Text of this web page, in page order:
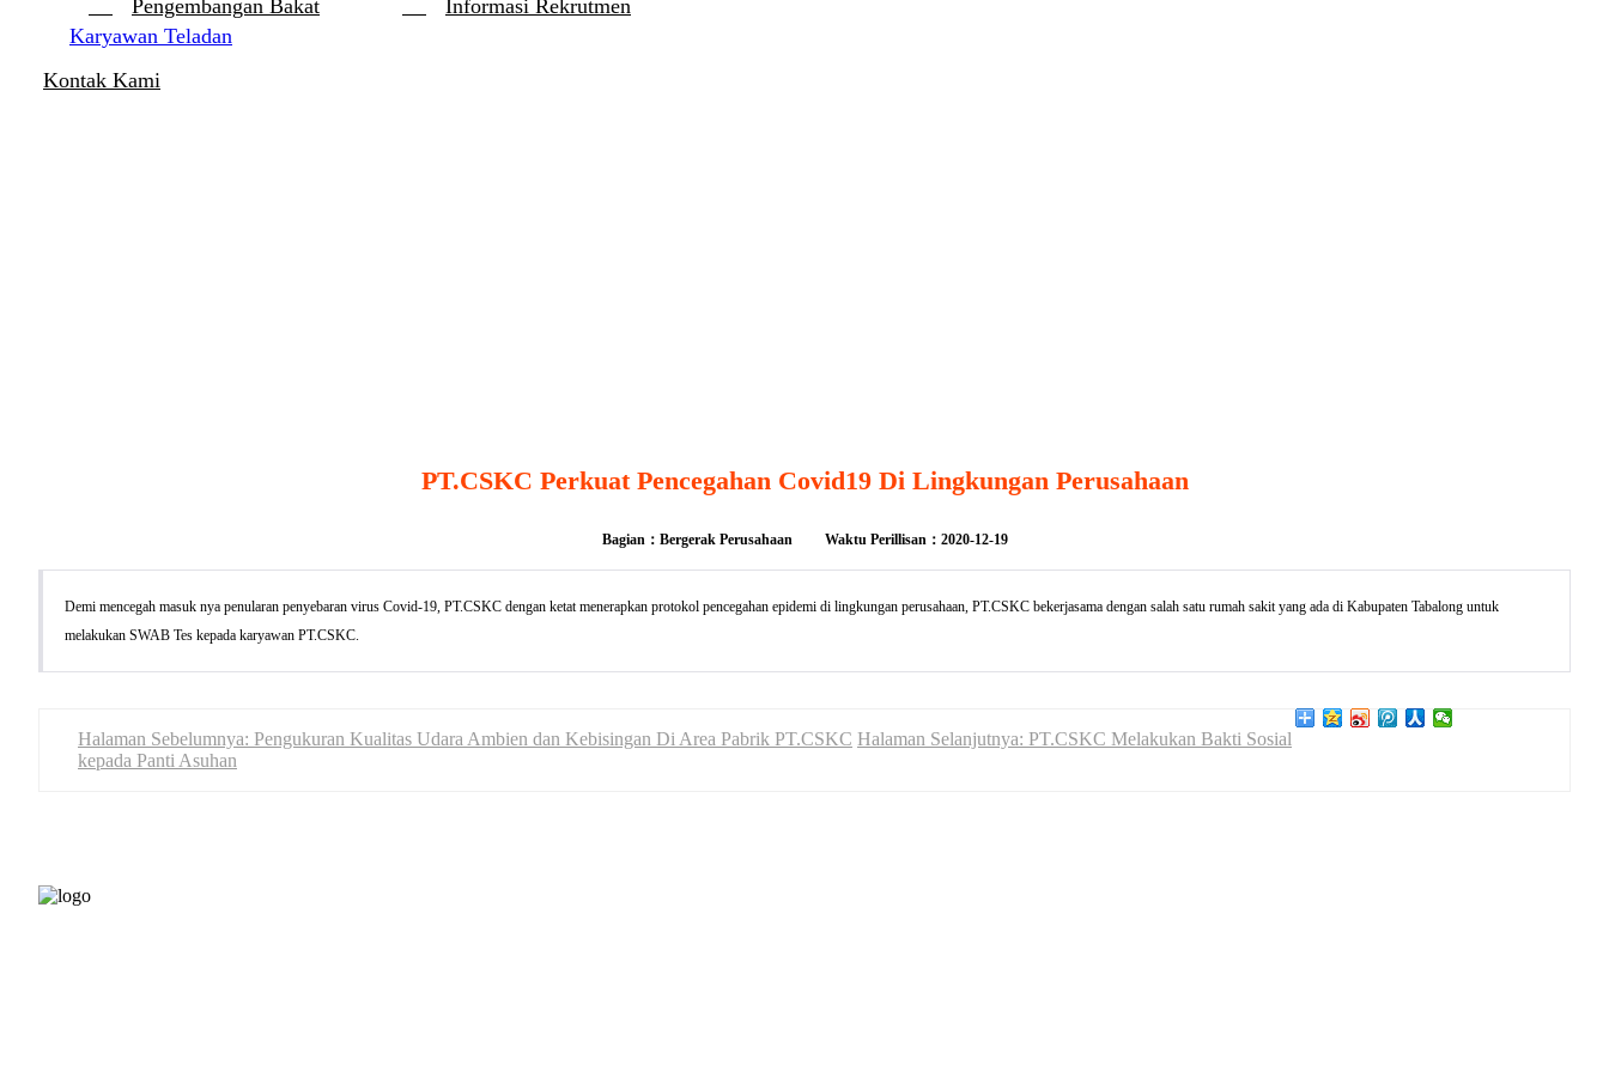
Pengembangan Bakat
Informasi Rekrutmen
Karyawan Teladan
Kontak Kami
PT.CSKC Perkuat Pencegahan Covid19 Di Lingkungan Perusahaan
Bagian：Bergerak Perusahaan Waktu Perillisan：2020-12-19
Demi mencegah masuk nya penularan penyebaran virus Covid-19, PT.CSKC dengan ketat menerapkan protokol pencegahan epidemi di lingkungan perusahaan, PT.CSKC bekerjasama dengan salah satu rumah sakit yang ada di Kabupaten Tabalong untuk
melakukan SWAB Tes kepada karyawan PT.CSKC.
Halaman Sebelumnya: Pengukuran Kualitas Udara Ambien dan Kebisingan Di Area Pabrik PT.CSKC Halaman Selanjutnya: PT.CSKC Melakukan Bakti Sosial
kepada Panti Asuhan